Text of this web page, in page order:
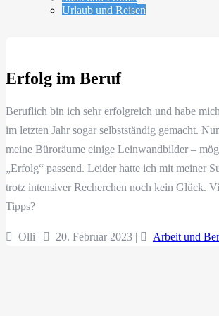
Urlaub und Reisen
Erfolg im Beruf
Beruflich bin ich sehr erfolgreich und habe
im letzten Jahr sogar selbstständig gemacht.
meine Büroräume einige Leinwandbilder –
„Erfolg“ passend. Leider hatte ich mit meiner
trotz intensiver Recherchen noch kein Glück.
Tipps?
Olli | 20. Februar 2023 | Arbeit und